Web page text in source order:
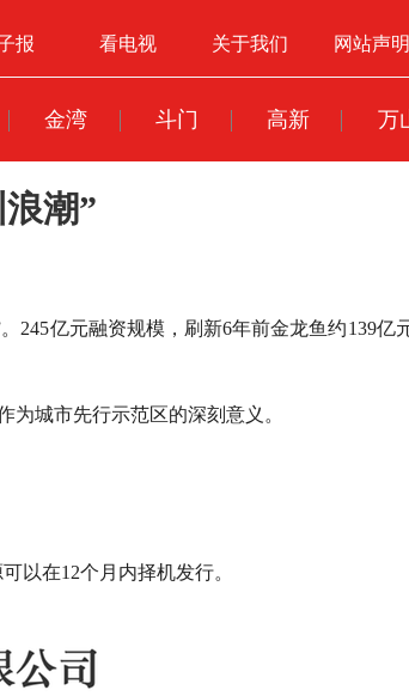
报 看电视 关于我们 网站声明
金湾 斗门 高新 万
潮”
245亿元融资规模，刷新6年前金龙鱼约139亿
城市先行示范区的深刻意义。
以在12个月内择机发行。